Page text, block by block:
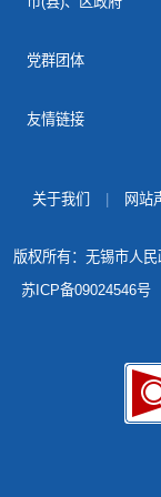
党群团体
友情链接
关于我们 网站
版权所有：无锡市人
苏ICP备09024546号